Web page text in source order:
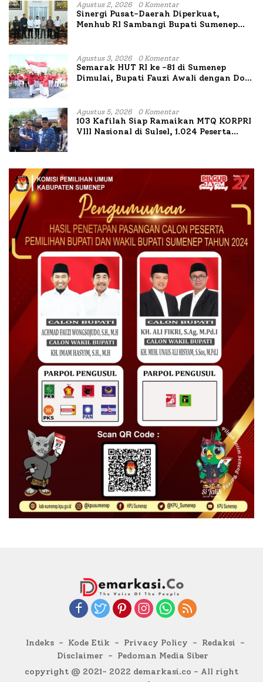
Agustus 2, 2026 0 Komentar
Sinergi Pusat-Daerah Diperkuat,
Menhub RI Sambangi Bupati Sumenep
Agustus 3, 2026 0 Komentar
Semarak HUT RI ke -81 di Sumenep
Dimulai, Bupati Fauzi Awali dengan Doa
Agustus 5, 2026 0 Komentar
103 Kafilah Siap Ramaikan MTQ KORPRI
VIII Nasional di Sulsel, 1.024 Peserta
Indeks Kode Etik Privacy Policy
Redaksi
Disclaimer
Pedoman Media Siber
copyright @ 2021- 2022 demarkasi.co - All right